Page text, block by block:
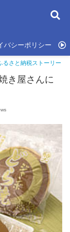
バシーポリシー
るさと納税ストーリー
き屋さんに